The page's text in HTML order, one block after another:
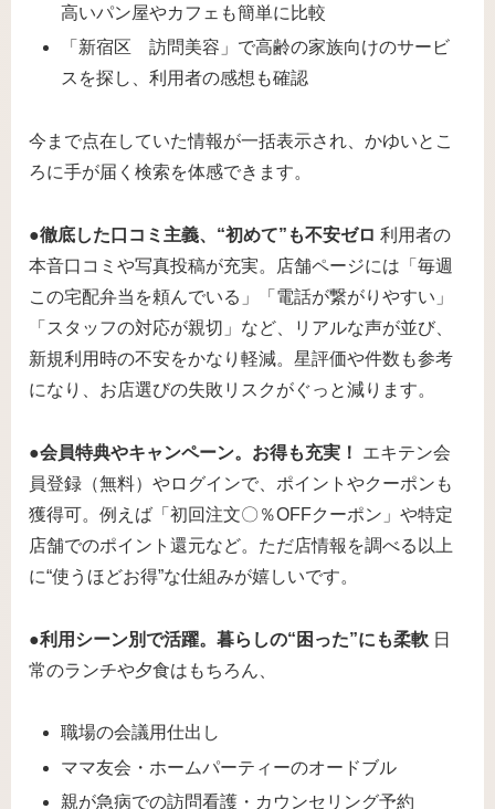
高いパン屋やカフェも簡単に比較
「新宿区 訪問美容」で高齢の家族向けのサービ
スを探し、利用者の感想も確認
今まで点在していた情報が一括表示され、かゆいとこ
ろに手が届く検索を体感できます。
●徹底した口コミ主義、“初めて”も不安ゼロ 利用者の
本音口コミや写真投稿が充実。店舗ページには「毎週
この宅配弁当を頼んでいる」「電話が繋がりやすい」
「スタッフの対応が親切」など、リアルな声が並び、
新規利用時の不安をかなり軽減。星評価や件数も参考
になり、お店選びの失敗リスクがぐっと減ります。
●会員特典やキャンペーン。お得も充実！
エキテン会
員登録（無料）やログインで、ポイントやクーポンも
獲得可。例えば「初回注文〇％OFFクーポン」や特定
店舗でのポイント還元など。ただ店情報を調べる以上
に“使うほどお得”な仕組みが嬉しいです。
●利用シーン別で活躍。暮らしの“困った”にも柔軟 日
常のランチや夕食はもちろん、
職場の会議用仕出し
ママ友会・ホームパーティーのオードブル
親が急病での訪問看護・カウンセリング予約